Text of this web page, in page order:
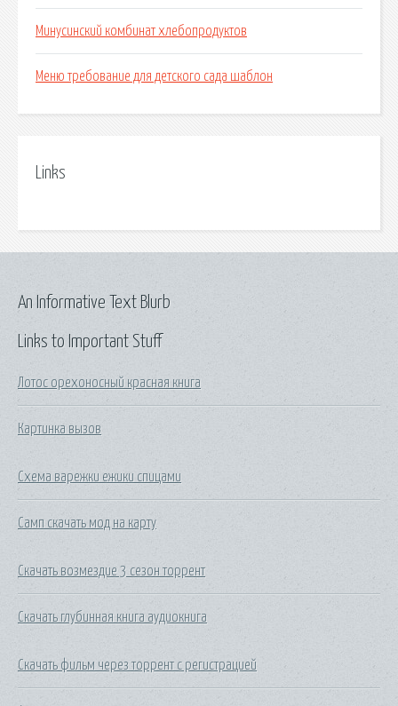
Минусинский комбинат хлебопродуктов
Меню требование для детского сада шаблон
Links
Links to Important Stuff
Лотос орехоносный красная книга
Картинка вызов
Схема варежки ежики спицами
Самп скачать мод на карту
Скачать возмездие 3 сезон торрент
Скачать глубинная книга аудиокнига
Скачать фильм через торрент с регистрацией
An Informative Text Blurb